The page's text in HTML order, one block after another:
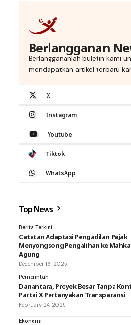
Berlangganan
Berlanggananlah buletin kami
mendapatkan artikel terbaru
X
Instagram
Youtube
Tiktok
WhatsApp
Top News
Berita Terkini
Catatan Adaptasi Pengadilan Pajak
Menyongsong Pengalihan ke
Agung
December 19, 2025
Pemerintah
Danantara, Proyek Besar Tanpa
Partai X Pertanyakan Transparansi
February 24, 2025
Ekonomi